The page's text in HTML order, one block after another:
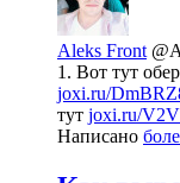
Aleks Front
1. Вот тут
joxi.ru/
тут joxi.ru/
Написано